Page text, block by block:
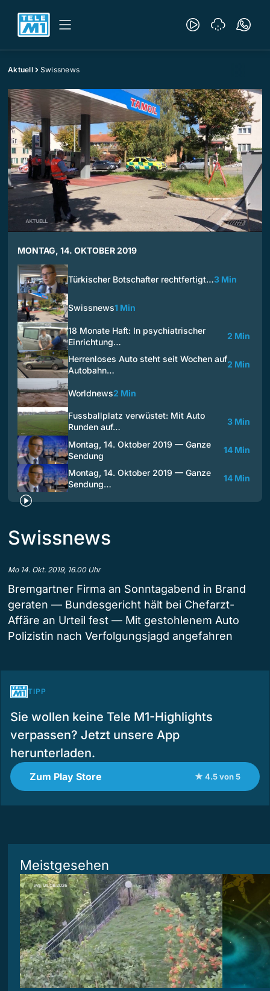
Aktuell Swissnews
MONTAG, 14. OKTOBER 2019
Türkischer Botschafter rechtfertigt…3 Min
Swissnews1 Min
18 Monate Haft: In psychiatrischer
Einrichtung…
2 Min
Herrenloses Auto steht seit Wochen auf
Autobahn…
2 Min
Worldnews2 Min
Fussballplatz verwüstet: Mit Auto
Runden auf…
3 Min
Montag, 14. Oktober 2019 — Ganze
Sendung
14 Min
Montag, 14. Oktober 2019 — Ganze
Sendung…
14 Min
Swissnews
Mo 14. Okt. 2019, 16.00 Uhr
Bremgartner Firma an Sonntagabend in Brand
geraten — Bundesgericht hält bei Chefarzt-
Affäre an Urteil fest — Mit gestohlenem Auto
Polizistin nach Verfolgungsjagd angefahren
TIPP
Sie wollen keine Tele M1-Highlights
verpassen? Jetzt unsere App
herunterladen.
Zum Play Store ★ 4.5 von 5
Meistgesehen